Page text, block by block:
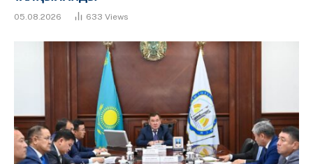
05.08.2026 633 Views